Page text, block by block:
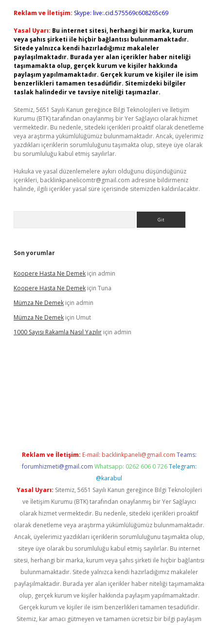
Reklam ve İletişim: Skype: live:.cid.575569c608265c69
Yasal Uyarı: Bu internet sitesi, herhangi bir marka, kurum
veya şahıs şirketi ile hiçbir bağlantısı bulunmamaktadır.
Sitede yalnızca kendi hazırladığımız makaleler
paylaşılmaktadır. Burada yer alan içerikler haber niteliği
taşımamakta olup, gerçek kurum ve kişiler hakkında
paylaşım yapılmamaktadır. Gerçek kurum ve kişiler ile isim
benzerlikleri tamamen tesadüfidir. Sitemizdeki bilgiler
taslak halindedir ve tavsiye niteliği taşımazlar.
Sitemiz, 5651 Sayılı Kanun gereğince Bilgi Teknolojileri ve İletişim
Kurumu (BTK) tarafından onaylanmış bir Yer Sağlayıcı olarak hizmet
vermektedir. Bu nedenle, sitedeki içerikleri proaktif olarak denetleme
veya araştırma yükümlülüğümüz bulunmamaktadır. Ancak, üyelerimiz
yazdıkları içeriklerin sorumluluğunu taşımakta olup, siteye üye olarak
bu sorumluluğu kabul etmiş sayılırlar.
Hukuka ve yasal düzenlemelere aykırı olduğunu düşündüğünüz
içerikleri, backlinkpanelicomtr@gmail.com adresine bildirmeniz
halinde, ilgili içerikler yasal süre içerisinde sitemizden kaldırılacaktır.
Son yorumlar
Koopere Hasta Ne Demek için admin
Koopere Hasta Ne Demek için Tuna
Mümza Ne Demek için admin
Mümza Ne Demek için Umut
1000 Sayısı Rakamla Nasıl Yazılır için admin
Reklam ve İletişim: E-mail: backlinkpaneli@gmail.com Teams:
forumhizmeti@gmail.com Whatsapp: 0262 606 0 726 Telegram:
@karabul
Yasal Uyarı: Sitemiz, 5651 Sayılı Kanun gereğince Bilgi Teknolojileri
ve İletişim Kurumu (BTK) tarafından onaylanmış bir Yer Sağlayıcı
olarak hizmet vermektedir. Bu nedenle, sitedeki içerikleri proaktif
olarak denetleme veya araştırma yükümlülüğümüz bulunmamaktadır.
Ancak, üyelerimiz yazdıkları içeriklerin sorumluluğunu taşımakta olup,
siteye üye olarak bu sorumluluğu kabul etmiş sayılırlar. Bu internet
sitesi, herhangi bir marka, kurum veya şahıs şirketi ile hiçbir bağlantısı
bulunmamaktadır. Sitede yalnızca kendi hazırladığımız makaleler
paylaşılmaktadır. Burada yer alan içerikler haber niteliği taşımamakta
olup, gerçek kurum ve kişiler hakkında paylaşım yapılmamaktadır.
Gerçek kurum ve kişiler ile isim benzerlikleri tamamen tesadüfidir.
Sitemiz, kar amacı gütmeyen ve tamamen ücretsiz bir bilgi paylaşım